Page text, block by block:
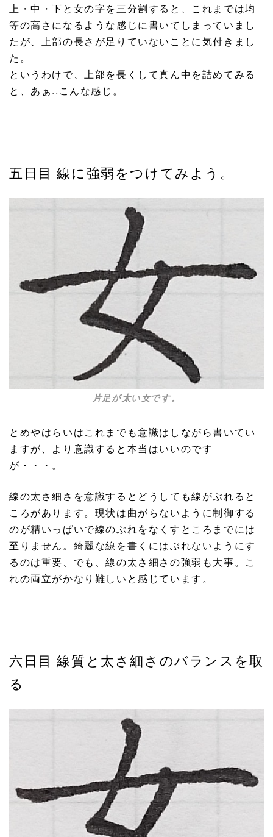
上・中・下と女の字を三分割すると、これまでは均
等の高さになるような感じに書いてしまっていまし
たが、上部の長さが足りていないことに気付きまし
た。
というわけで、上部を長くして真ん中を詰めてみる
と、あぁ..こんな感じ。
五日目 線に強弱をつけてみよう。
片足が太い女です。
とめやはらいはこれまでも意識はしながら書いてい
ますが、より意識すると本当はいいのです
が・・・。
線の太さ細さを意識するとどうしても線がぶれると
ころがあります。現状は曲がらないように制御する
のが精いっぱいで線のぶれをなくすところまでには
至りません。綺麗な線を書くにはぶれないようにす
るのは重要、でも、線の太さ細さの強弱も大事。こ
れの両立がかなり難しいと感じています。
六日目 線質と太さ細さのバランスを取
る